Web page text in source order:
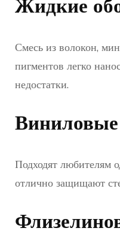
Смесь из волокон,
пигментов легко
недостатки.
Подходят любителям
отлично защищают